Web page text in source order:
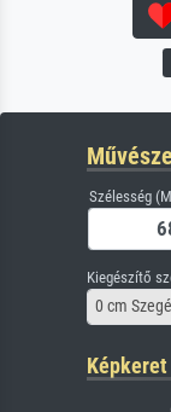
Szélesség
Kiegészítő
0 cm
Képkeret